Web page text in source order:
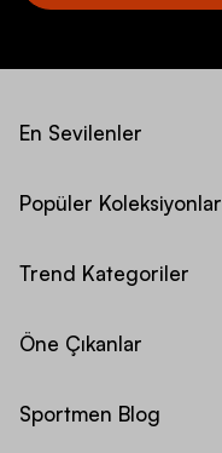
En Sevilenler
Popüler Koleksiyonlar
Trend Kategoriler
Öne Çıkanlar
Sportmen Blog